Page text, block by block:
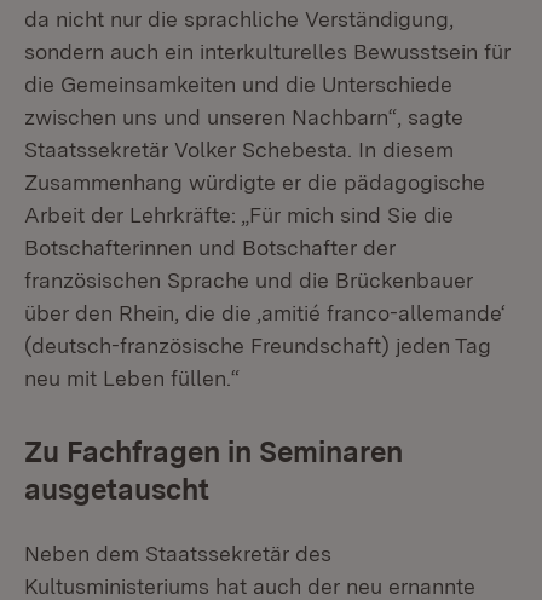
da nicht nur die sprachliche Verständigung,
sondern auch ein interkulturelles Bewusstsein für
die Gemeinsamkeiten und die Unterschiede
zwischen uns und unseren Nachbarn“, sagte
Staatssekretär Volker Schebesta. In diesem
Zusammenhang würdigte er die pädagogische
Arbeit der Lehrkräfte: „Für mich sind Sie die
Botschafterinnen und Botschafter der
französischen Sprache und die Brückenbauer
über den Rhein, die die ‚amitié franco-allemande‘
(deutsch-französische Freundschaft) jeden Tag
neu mit Leben füllen.“
Zu Fachfragen in Seminaren
ausgetauscht
Neben dem Staatssekretär des
Kultusministeriums hat auch der neu ernannte